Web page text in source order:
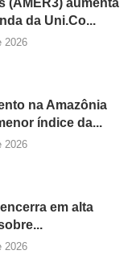
(AMER3) aumenta
da Uni.Co...
2026
na Amazônia
índice da...
2026
em alta
2026